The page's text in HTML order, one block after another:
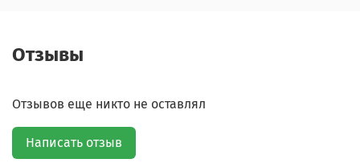
Отзывы
Отзывов еще никто не оставлял
Написать отзыв